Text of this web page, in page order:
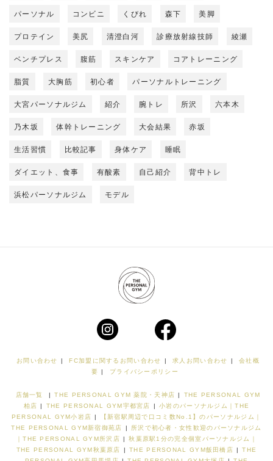
パーソナル コンビニ くびれ 森下 美脚
プロテイン 美尻 清澄白河 診療放射線技師 綾瀬
ベンチプレス 腹筋 スキンケア コアトレーニング
脂質 大胸筋 初心者 パーソナルトレーニング
大宮パーソナルジム 紹介 腕トレ 所沢 六本木
乃木坂 体幹トレーニング 大会結果 赤坂
生活習慣 比較記事 身体ケア 睡眠
ダイエット、食事 有酸素 自己紹介 背中トレ
浜松パーソナルジム モデル
お問い合わせ FC加盟に関するお問い合わせ 求人お問い合わせ
会社概
要
プライバシーポリシー
店舗一覧 | THE PERSONAL GYM 薬院・天神店 |
THE PERSONAL GYM
柏店 | THE PERSONAL GYM宇都宮店 |
小岩のパーソナルジム｜THE
PERSONAL GYM小岩店 |
【新宿駅周辺で口コミ数No.1】のパーソナルジム｜
THE PERSONAL GYM新宿御苑店
|
所沢で初心者・女性歓迎のパーソナルジム
｜THE PERSONAL GYM所沢店 |
秋葉原駅1分の完全個室パーソナルジム｜
THE PERSONAL GYM秋葉原店
| THE PERSONAL GYM飯田橋店 |
THE